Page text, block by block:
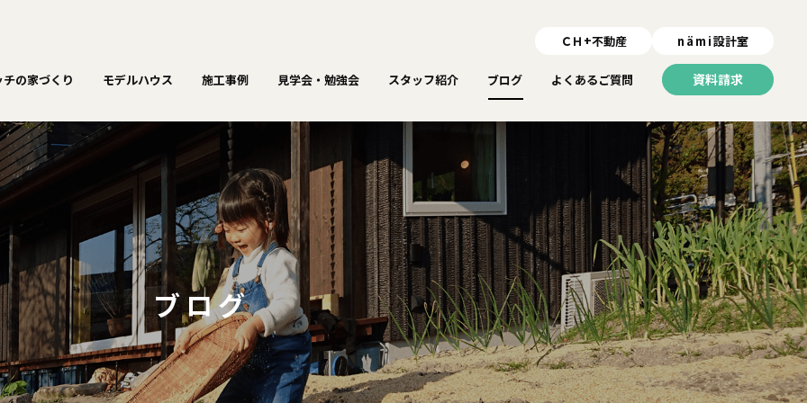
ＣＨ+不動産 nämi設計室
の家づくり モデルハウス 施工事例 見学会・勉強会 スタッフ紹介 ブログ よくあるご質問 資料請求
ブログ